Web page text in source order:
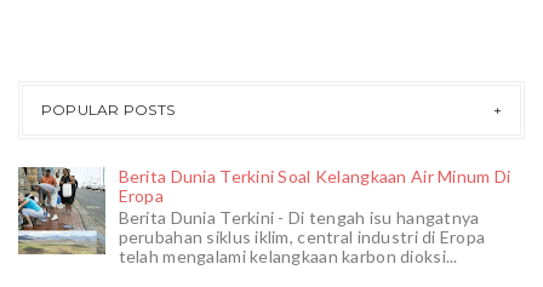
POPULAR POSTS
Berita Dunia Terkini Soal Kelangkaan Air Minum Di
Eropa
Berita Dunia Terkini - Di tengah isu hangatnya
perubahan siklus iklim, central industri di Eropa
telah mengalami kelangkaan karbon dioksi...